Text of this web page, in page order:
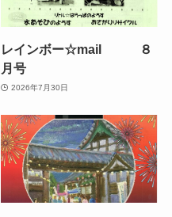
レインボー☆mail ８
月号
2026年7月30日